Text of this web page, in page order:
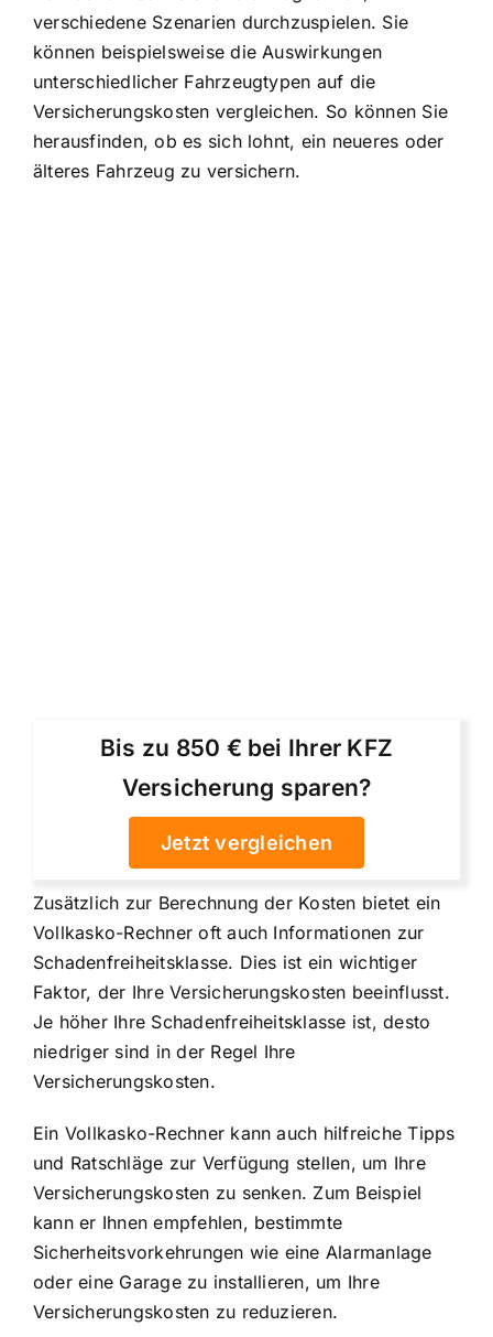
verschiedene Szenarien durchzuspielen. Sie
können beispielsweise die Auswirkungen
unterschiedlicher Fahrzeugtypen auf die
Versicherungskosten vergleichen. So können Sie
herausfinden, ob es sich lohnt, ein neueres oder
älteres Fahrzeug zu versichern.
Bis zu 850 € bei Ihrer KFZ
Versicherung sparen?
Jetzt vergleichen
Zusätzlich zur Berechnung der Kosten bietet ein
Vollkasko-Rechner oft auch Informationen zur
Schadenfreiheitsklasse. Dies ist ein wichtiger
Faktor, der Ihre Versicherungskosten beeinflusst.
Je höher Ihre Schadenfreiheitsklasse ist, desto
niedriger sind in der Regel Ihre
Versicherungskosten.
Ein Vollkasko-Rechner kann auch hilfreiche Tipps
und Ratschläge zur Verfügung stellen, um Ihre
Versicherungskosten zu senken. Zum Beispiel
kann er Ihnen empfehlen, bestimmte
Sicherheitsvorkehrungen wie eine Alarmanlage
oder eine Garage zu installieren, um Ihre
Versicherungskosten zu reduzieren.